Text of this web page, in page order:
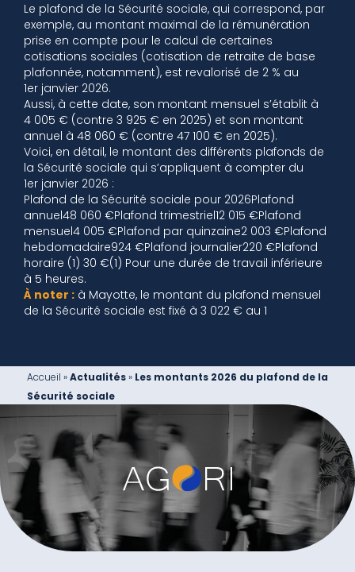
Le plafond de la Sécurité sociale, qui correspond, par
exemple, au montant maximal de la rémunération
prise en compte pour le calcul de certaines
cotisations sociales (cotisation de retraite de base
plafonnée, notamment), est revalorisé de 2 % au
1er janvier 2026.
Aussi, à cette date, son montant mensuel s’établit à
4 005 € (contre 3 925 € en 2025) et son montant
annuel à 48 060 € (contre 47 100 € en 2025).
Voici, en détail, le montant des différents plafonds de
la Sécurité sociale qui s’appliquent à compter du
1er janvier 2026 :
Plafond de la Sécurité sociale pour 2026Plafond
annuel48 060 €Plafond trimestriel12 015 €Plafond
mensuel4 005 €Plafond par quinzaine2 003 €Plafond
hebdomadaire924 €Plafond journalier220 €Plafond
horaire (1) 30 €(1) Pour une durée de travail inférieure
à 5 heures.
À noter : à Mayotte, le montant du plafond mensuel
de la Sécurité sociale est fixé à 3 022 € au 1
Accueil »Actualités» Les montants 2026 du plafond de la
Sécurité sociale